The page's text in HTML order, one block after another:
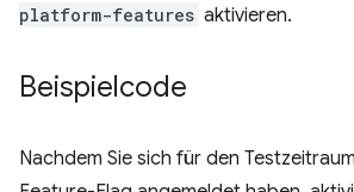
platform-features aktivieren.
Beispielcode
Nachdem Sie sich für den